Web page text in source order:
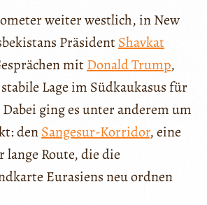
weiter westlich, in New
PräsidentShavkat
mitDonald Trump,
Lage im Südkaukasus für
ging es unter anderem um
denSangesur-Korridor, eine
Route, die die
Eurasiens neu ordnen